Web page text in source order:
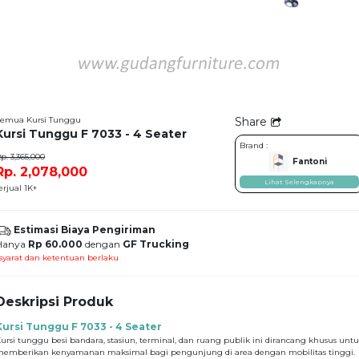
Kursi Tunggu
Tunggu F 7033 - 4 Seater
2,078,000
3,365,000
1K+
Share
Brand :
Fantoni
Lihat Selengkapnya
Estimasi Biaya Pengiriman
Rp 60.000 dengan GF Trucking
dan ketentuan berlaku
Produk
Tunggu F 7033 - 4 Seater
tunggu besi bandara, stasiun, terminal, dan ruang publik ini dirancang khusus
kenyamanan maksimal bagi pengunjung di area dengan mobilitas tinggi.